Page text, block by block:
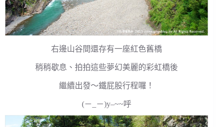
右邊山谷間還存有一座紅色舊橋
稍稍歇息、拍拍這些夢幻美麗的彩虹橋後
繼續出發～鐵屁股行程囉！
(－_－)y–~~呼